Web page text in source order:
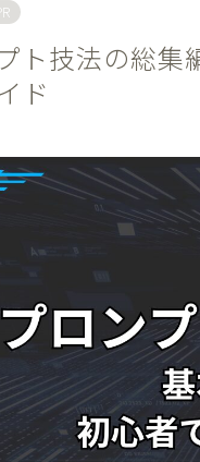
ト技法の総集
ド